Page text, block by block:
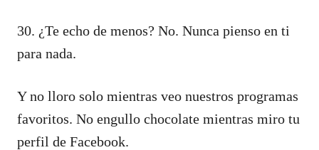
30. ¿Te echo de menos? No. Nunca pienso en ti
para nada.
Y no lloro solo mientras veo nuestros programas
favoritos. No engullo chocolate mientras miro tu
perfil de Facebook.